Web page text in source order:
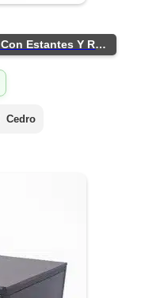
Mueble Para Horno De Empotrar Con Estantes Y Ruedas
Cedro